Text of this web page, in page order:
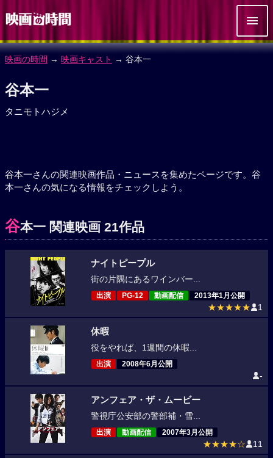
映画の時間 → 映画キャスト → 谷本一
谷本一
タニモトハジメ
谷本一さんの関連映画作品・ニュースを集めたページです。谷
本一さんの気になる情報をチェックしよう。
谷本一 関連映画 21作品
ナイトピープル
街の片隅にあるワインバー...
出演 PG-12 動画配信 2013年1月公開
★★★★★ 1
休暇
役をやれば、1週間の休暇...
出演 2008年6月公開
-
アンフェア・ザ・ムービー
警視庁公安部の警部補・雪...
出演 動画配信 2007年3月公開
★★★★☆ 11